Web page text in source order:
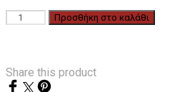
Κορδέλα
455
ποσότητα
Προσθήκη στο καλάθι
Share this product